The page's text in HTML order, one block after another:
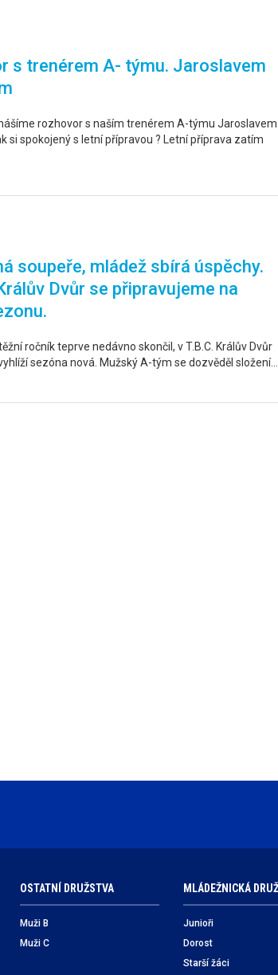
s trenérem A- týmu. Jaroslavem
rozhovor s naším trenérem A-týmu Jaroslavem
si spokojený s letní přípravou ? Letní příprava zatím
soupeře, mládež sbírá úspěchy.
Dvůr se připravujeme na
ročník teprve nedávno skončil, v T.B.C. Králův Dvůr
sezóna nová. Mužský A-tým se dozvěděl složení…
OSTATNÍ DRUŽSTVA
Muži B
Muži C
MLÁDEŽNICKÁ
Junioři
Dorost
Starší žáci